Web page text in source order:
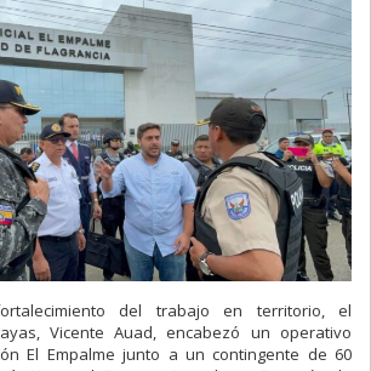
del trabajo en territorio, el
Vicente Auad, encabezó un operativo
El Empalme junto a un contingente de 60